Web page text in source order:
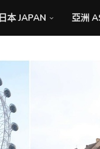
日本 JAPAN 亞洲